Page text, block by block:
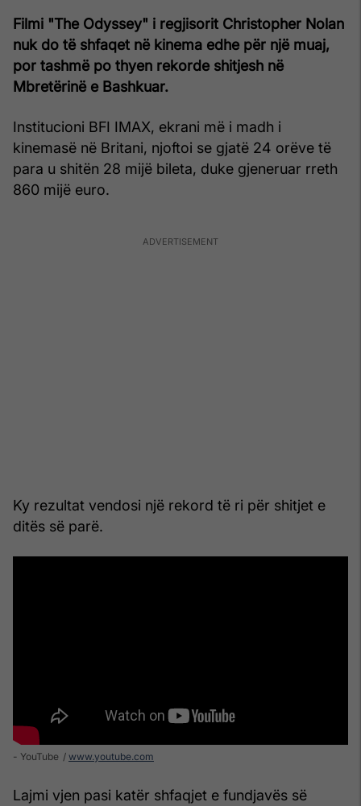
Filmi "The Odyssey" i regjisorit Christopher Nolan
nuk do të shfaqet në kinema edhe për një muaj,
por tashmë po thyen rekorde shitjesh në
Mbretërinë e Bashkuar.
Institucioni BFI IMAX, ekrani më i madh i
kinemasë në Britani, njoftoi se gjatë 24 orëve të
para u shitën 28 mijë bileta, duke gjeneruar rreth
860 mijë euro.
Ky rezultat vendosi një rekord të ri për shitjet e
ditës së parë.
- YouTube www.youtube.com
Lajmi vjen pasi katër shfaqjet e fundjavës së